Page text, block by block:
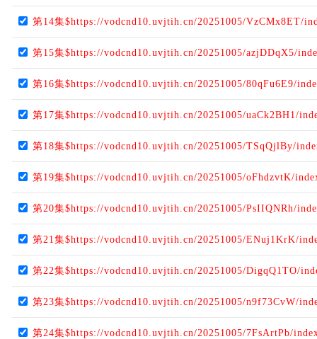
第14集$https://vodcnd10.uvjtih.cn/20251005/VzCMx8ET/
第15集$https://vodcnd10.uvjtih.cn/20251005/azjDDqX5/
第16集$https://vodcnd10.uvjtih.cn/20251005/80qFu6E9/
第17集$https://vodcnd10.uvjtih.cn/20251005/uaCk2BH1/
第18集$https://vodcnd10.uvjtih.cn/20251005/TSqQjlBy/
第19集$https://vodcnd10.uvjtih.cn/20251005/oFhdzvtK/
第20集$https://vodcnd10.uvjtih.cn/20251005/PsIIQNRh/
第21集$https://vodcnd10.uvjtih.cn/20251005/ENuj1KrK/
第22集$https://vodcnd10.uvjtih.cn/20251005/DigqQ1TO/
第23集$https://vodcnd10.uvjtih.cn/20251005/n9f73CvW/
第24集$https://vodcnd10.uvjtih.cn/20251005/7FsArtPb/